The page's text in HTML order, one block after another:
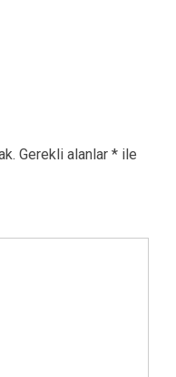
Gerekli alanlar * ile